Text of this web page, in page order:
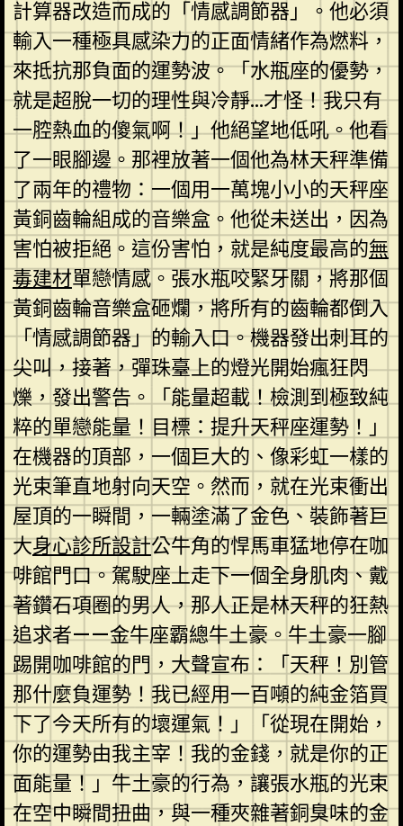
計算器改造而成的「情感調節器」。他必須
輸入一種極具感染力的正面情緒作為燃料，
來抵抗那負面的運勢波。「水瓶座的優勢，
就是超脫一切的理性與冷靜…才怪！我只有
一腔熱血的傻氣啊！」他絕望地低吼。他看
了一眼腳邊。那裡放著一個他為林天秤準備
了兩年的禮物：一個用一萬塊小小的天秤座
黃銅齒輪組成的音樂盒。他從未送出，因為
害怕被拒絕。這份害怕，就是純度最高的無
毒建材單戀情感。張水瓶咬緊牙關，將那個
黃銅齒輪音樂盒砸爛，將所有的齒輪都倒入
「情感調節器」的輸入口。機器發出刺耳的
尖叫，接著，彈珠臺上的燈光開始瘋狂閃
爍，發出警告。「能量超載！檢測到極致純
粹的單戀能量！目標：提升天秤座運勢！」
在機器的頂部，一個巨大的、像彩虹一樣的
光束筆直地射向天空。然而，就在光束衝出
屋頂的一瞬間，一輛塗滿了金色、裝飾著巨
大身心診所設計公牛角的悍馬車猛地停在咖
啡館門口。駕駛座上走下一個全身肌肉、戴
著鑽石項圈的男人，那人正是林天秤的狂熱
追求者——金牛座霸總牛土豪。牛土豪一腳
踢開咖啡館的門，大聲宣布：「天秤！別管
那什麼負運勢！我已經用一百噸的純金箔買
下了今天所有的壞運氣！」「從現在開始，
你的運勢由我主宰！我的金錢，就是你的正
面能量！」牛土豪的行為，讓張水瓶的光束
在空中瞬間扭曲，與一種夾雜著銅臭味的金